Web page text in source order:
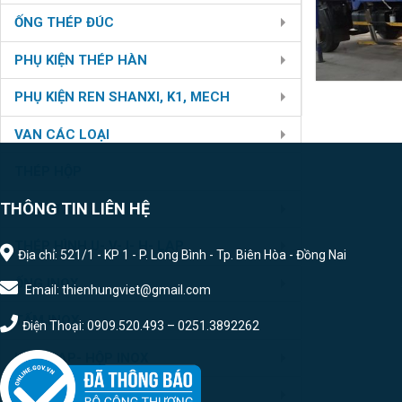
ỐNG THÉP ĐÚC
PHỤ KIỆN THÉP HÀN
PHỤ KIỆN REN SHANXI, K1, MECH
VAN CÁC LOẠI
THÉP TẤM
THÉP HÌNH U- V- I- H- LAP
ỐNG INOX
TẤM INOX
U- V- LAP- HỘP INOX
PHỤ KIỆN HÀN INOX
THÔNG TIN LIÊN HỆ
Địa chỉ: 521/1 - KP 1 - P. Long Bình - Tp. Biên Hòa - Đồng Nai
Email: thienhungviet@gmail.com
Điện Thoại: 0909.520.493 – 0251.3892262